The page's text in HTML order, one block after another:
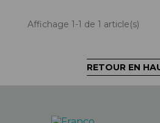
Affichage 1-1 de 1 article(s)
RETOUR EN